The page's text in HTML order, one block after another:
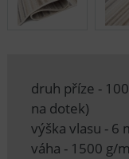
druh příze -
na dotek)
výška vlasu - 6
váha - 1500 g/